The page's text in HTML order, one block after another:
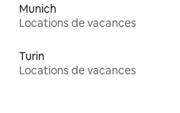
Munich
Locations de vacances
Turin
Locations de vacances